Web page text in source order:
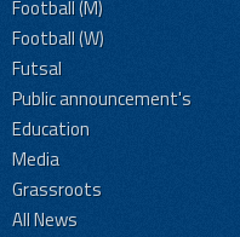
Football (M)
Football (W)
Futsal
Public announcement's
Education
Media
Grassroots
All News